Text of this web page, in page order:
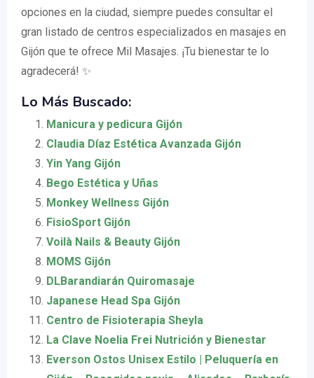
opciones en la ciudad, siempre puedes consultar el
gran listado de centros especializados en masajes en
Gijón que te ofrece Mil Masajes. ¡Tu bienestar te lo
agradecerá! ✨
Lo Más Buscado:
Manicura y pedicura Gijón
Claudia Díaz Estética Avanzada Gijón
Yin Yang Gijón
Bego Estética y Uñas
Monkey Wellness Gijón
FisioSport Gijón
Voilà Nails & Beauty Gijón
MOMS Gijón
DLBarandiarán Quiromasaje
Japanese Head Spa Gijón
Centro de Fisioterapia Sheyla
La Clave Noelia Frei Nutrición y Bienestar
Everson Ostos Unisex Estilo | Peluquería en